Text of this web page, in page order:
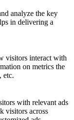
analyze the key
in delivering a
visitors interact with
on metrics the
etc.
with relevant ads
visitors across